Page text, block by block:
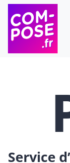
Skip to content
Service